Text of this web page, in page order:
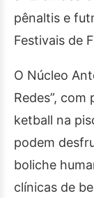
pênaltis e
Festivais de
O Núcleo
Redes”,
ketball na
podem
boliche
clínicas de